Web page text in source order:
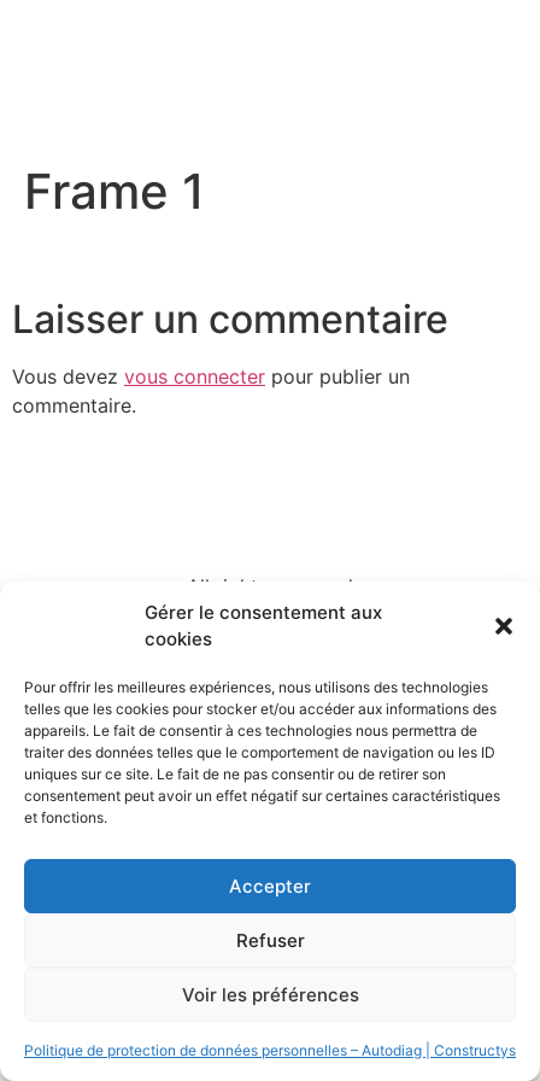
Gérer le consentement aux
cookies
Pour offrir les meilleures expériences, nous utilisons des technologies
telles que les cookies pour stocker et/ou accéder aux informations des
appareils. Le fait de consentir à ces technologies nous permettra de
traiter des données telles que le comportement de navigation ou les ID
uniques sur ce site. Le fait de ne pas consentir ou de retirer son
consentement peut avoir un effet négatif sur certaines caractéristiques
et fonctions.
Accepter
Refuser
Voir les préférences
Politique de protection de données personnelles – Autodiag | Constructys
Frame 1
Laisser un commentaire
Vous devez vous connecter pour publier un
commentaire.
All rights reserved